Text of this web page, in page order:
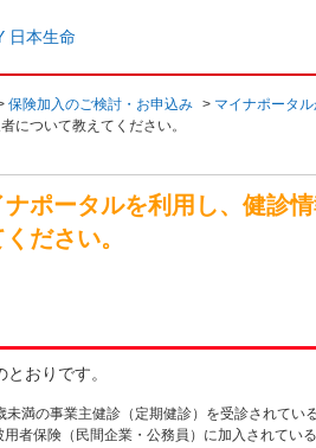
保険加入のご検討・お申込み > マイナポータ
について教えてください。
ナポータルを利用し、健診
ださい。
とおりです。
未満の事業主健診（定期健診）を受診されてい
用者保険（民間企業・公務員）に加入されている